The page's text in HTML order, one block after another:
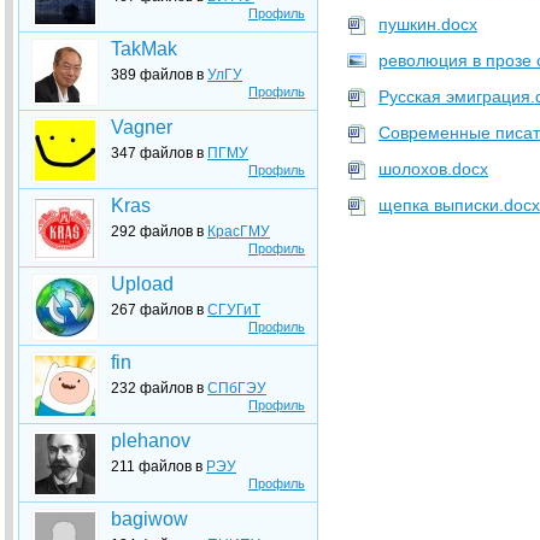
Профиль
Профиль
TakMak
389 файлов в УлГУ
Профиль
Vagner
347 файлов в ПГМУ
Профиль
Kras
292 файлов в КрасГМУ
Профиль
Upload
267 файлов в СГУГиТ
Профиль
fin
232 файлов в СПбГЭУ
Профиль
plehanov
211 файлов в РЭУ
bagiwow
пушкин.docx
революция в прозе
Русская
Современные
шолохов.docx
щепка выписки.docx